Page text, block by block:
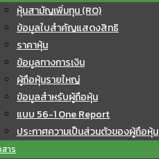
หุ้นสามัญเพิ่มทุน (RO)
ข้อมูลใบสำคัญแสดงสิทธิ
ราคาหุ้น
ข้อมูลทางการเงิน
ผู้ถือหุ้นรายใหญ่
ข้อมูลสำหรับผู้ถือหุ้น
แบบ 56-1 One Report
ประกาศความเป็นส่วนตัวของผู้ถือหุ้น
าร